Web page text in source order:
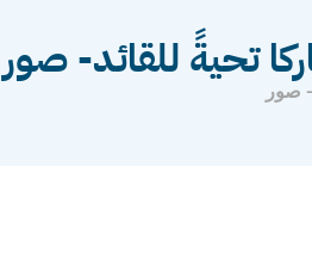
تحيةً للقائد- صور
صور